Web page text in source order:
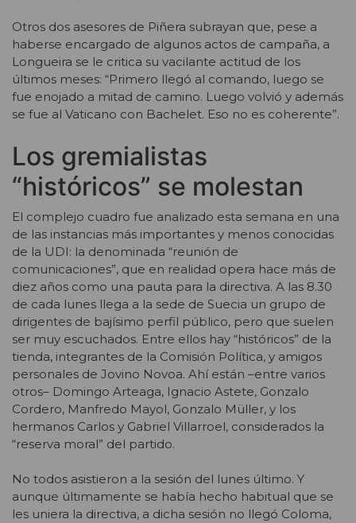
Otros dos asesores de Piñera subrayan que, pese a
haberse encargado de algunos actos de campaña, a
Longueira se le critica su vacilante actitud de los
últimos meses: “Primero llegó al comando, luego se
fue enojado a mitad de camino. Luego volvió y además
se fue al Vaticano con Bachelet. Eso no es coherente”.
Los gremialistas
“históricos” se molestan
El complejo cuadro fue analizado esta semana en una
de las instancias más importantes y menos conocidas
de la UDI: la denominada “reunión de
comunicaciones”, que en realidad opera hace más de
diez años como una pauta para la directiva. A las 8.30
de cada lunes llega a la sede de Suecia un grupo de
dirigentes de bajísimo perfil público, pero que suelen
ser muy escuchados. Entre ellos hay “históricos” de la
tienda, integrantes de la Comisión Política, y amigos
personales de Jovino Novoa. Ahí están –entre varios
otros– Domingo Arteaga, Ignacio Astete, Gonzalo
Cordero, Manfredo Mayol, Gonzalo Müller, y los
hermanos Carlos y Gabriel Villarroel, considerados la
“reserva moral” del partido.
No todos asistieron a la sesión del lunes último. Y
aunque últimamente se había hecho habitual que se
les uniera la directiva, a dicha sesión no llegó Coloma,